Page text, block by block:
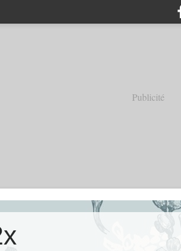
Publicité